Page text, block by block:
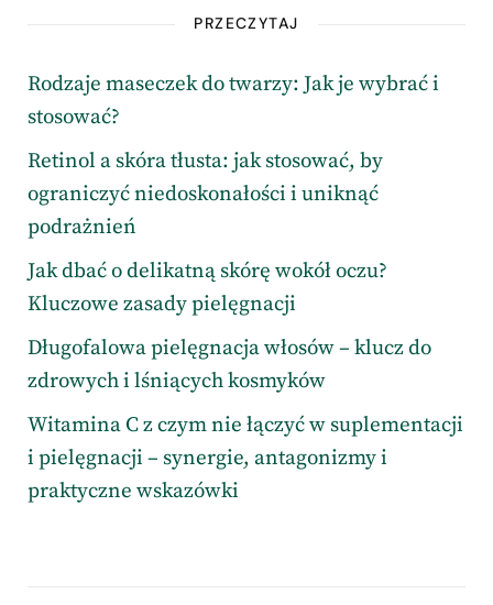
PRZECZYTAJ
Rodzaje maseczek do twarzy: Jak je wybrać i
stosować?
Retinol a skóra tłusta: jak stosować, by
ograniczyć niedoskonałości i uniknąć
podrażnień
Jak dbać o delikatną skórę wokół oczu?
Kluczowe zasady pielęgnacji
Długofalowa pielęgnacja włosów – klucz do
zdrowych i lśniących kosmyków
Witamina C z czym nie łączyć w suplementacji
i pielęgnacji – synergie, antagonizmy i
praktyczne wskazówki